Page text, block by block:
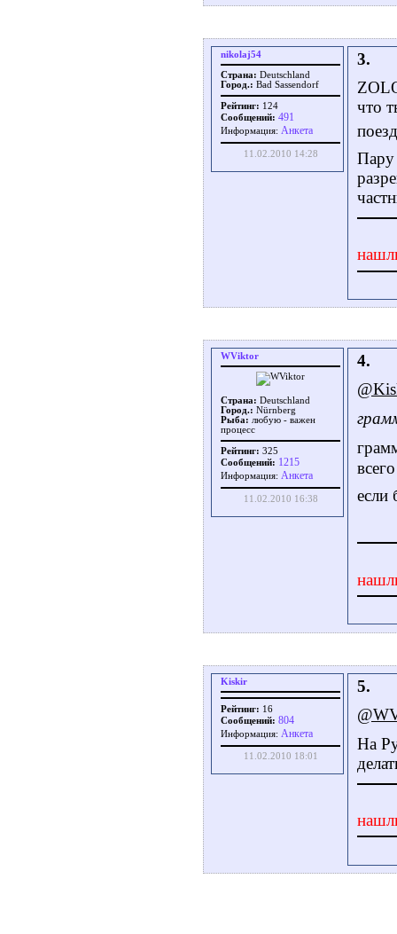
nikolaj54
Страна: Deutschland
Город.: Bad Sassendorf
Рейтинг: 124
Сообщений: 491
Информация: Aнкета
11.02.2010 14:28
3.
что
Пару
WViktor
Страна: Deutschland
Город.: Nürnberg
Рыба: любую - важен
процесс
Рейтинг: 325
Сообщений: 1215
Информация: Aнкета
11.02.2010 16:38
4.
если
Kiskir
Рейтинг: 16
Сообщений: 804
Информация: Aнкета
11.02.2010 18:01
5.
На